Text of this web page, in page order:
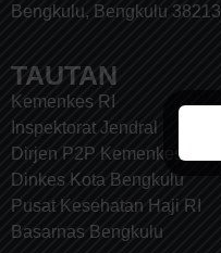
Bengkulu, Bengkulu 38213
TAUTAN
Kemenkes RI
Inspektorat Jendral
Dirjen P2P Kemenkes RI
Dinkes Kota Bengkulu
Pusat Kesehatan Haji RI
Basarnas Bengkulu